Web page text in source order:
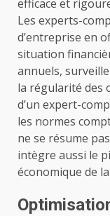
efficace et
Les experts-
d’entreprise en
situation
annuels,
la régularité des
d’un expert-
les normes
ne se résume
intègre aussi le
économique de la